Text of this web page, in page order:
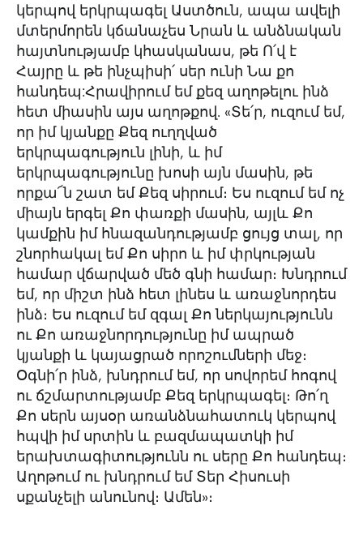
կերպով երկրպագել Աստծուն, ապա ավելի
մտերմորեն կճանաչես Նրան և անձնական
հայտնությամբ կհասկանաս, թե Ո՛վ է
Հայրը և թե ինչպիսի՛ սեր ունի Նա քո
հանդեպ:Հրավիրում եմ քեզ աղոթելու ինձ
հետ միասին այս աղոթքով. «Տե՛ր, ուզում եմ,
որ իմ կյանքը Քեզ ուղղված
երկրպագություն լինի, և իմ
երկրպագությունը խոսի այն մասին, թե
որքա՜ն շատ եմ Քեզ սիրում։ Ես ուզում եմ ոչ
միայն երգել Քո փառքի մասին, այլև Քո
կամքին իմ հնազանդությամբ ցույց տալ, որ
շնորհակալ եմ Քո սիրո և իմ փրկության
համար վճարված մեծ գնի համար։ Խնդրում
եմ, որ միշտ ինձ հետ լինես և առաջնորդես
ինձ։ Ես ուզում եմ զգալ Քո ներկայությունն
ու Քո առաջնորդությունը իմ ապրած
կյանքի և կայացրած որոշումների մեջ։
Օգնի՛ր ինձ, խնդրում եմ, որ սովորեմ հոգով
ու ճշմարտությամբ Քեզ երկրպագել։ Թո՛ղ
Քո սերն այսօր առանձնահատուկ կերպով
հպվի իմ սրտին և բազմապատկի իմ
երախտագիտությունն ու սերը Քո հանդեպ։
Աղոթում ու խնդրում եմ Տեր Հիսուսի
սքանչելի անունով։ Ամեն»։